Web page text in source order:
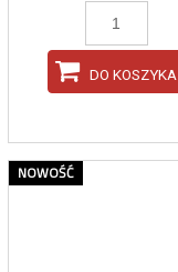
DO KOSZYKA
NOWOŚĆ